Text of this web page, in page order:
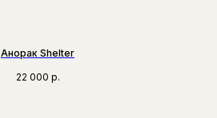
Анорак Shelter
22 000 р.